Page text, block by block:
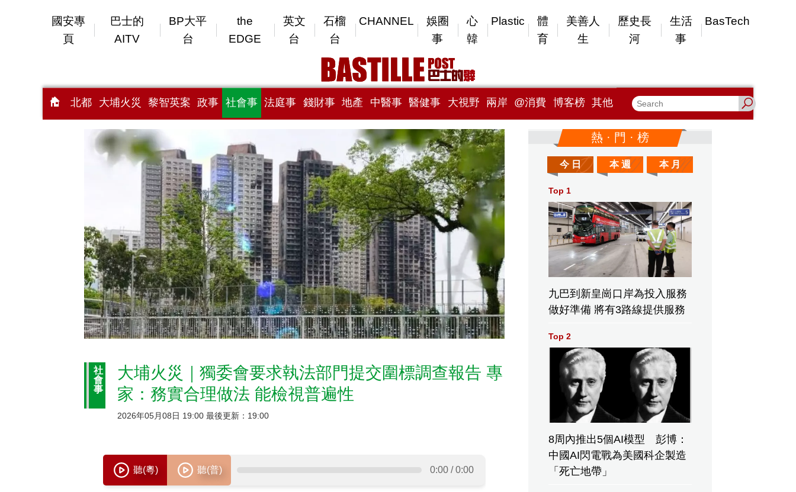
國安專
頁
巴士的
AITV
BP大平
台
the
EDGE
英文
台
石榴
台
CHANNEL
娛圈
事
心
韓
Plastic
體
育
美善人
生
歷史長
河
生活
事
BasTech
北都 大埔火災 黎智英案 政事 社會事 法庭事 錢財事 地產 中醫事 醫健事 大視野 兩岸 @消費 博客榜 其他
社
會
事
大埔火災｜獨委會要求執法部門提交圍標調查報告 專
家：務實合理做法 能檢視普遍性
2026年05月08日 19:00 最後更新：19:00
熱 · 門 · 榜
今 日 本 週 本 月
Top 1
九巴到新皇崗口岸為投入服務
做好準備 將有3路線提供服務
Top 2
8周內推出5個AI模型 彭博：
中國AI閃電戰為美國科企製造
「死亡地帶」